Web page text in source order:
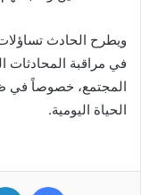
ويطرح الحادث
في مراقبة المحادثات
المجتمع، خصوصاً في
الحياة اليومية.